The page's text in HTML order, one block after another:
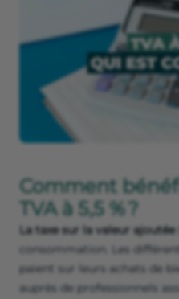
Comment
TVA à 5,5 % ?
La taxe sur la valeur ajoutée
consommation. Les
paient sur leurs achats de
auprès de professionnels